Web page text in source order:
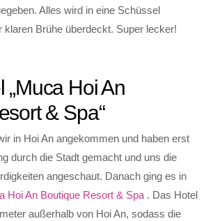
Alles wird in eine Schüssel
klaren Brühe überdeckt. Super lecker!
„Muca Hoi An
& Spa“
in Hoi An angekommen und haben erst
durch die Stadt gemacht und uns die
angeschaut. Danach ging es in
Hoi An Boutique Resort & Spa . Das Hotel
außerhalb von Hoi An, sodass die